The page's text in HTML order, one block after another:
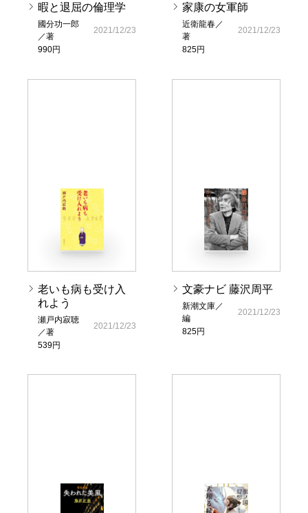
暇と退屈の倫理学
國分功一郎
／著
990円
2021/12/23
家康の女軍師
近衛龍春／
著
825円
2021/12/23
老いも病も受け入
れよう
瀬戸内寂聴
／著
539円
2021/12/23
文豪ナビ 藤沢周平
新潮文庫／
編
825円
2021/12/23